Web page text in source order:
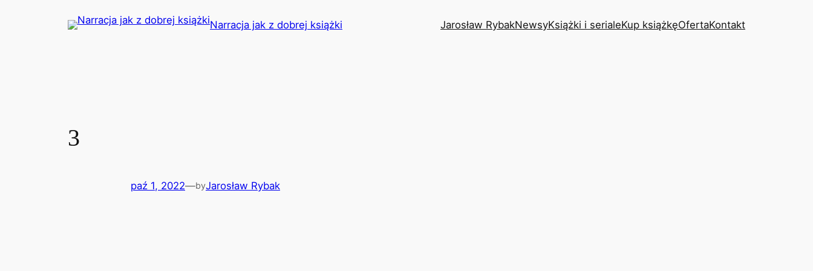
Narracja jak z dobrej książki Jarosław RybakNewsyKsiążki i serialeKup książkęOfertaKontakt
3
paź 1, 2022—byJarosław Rybak